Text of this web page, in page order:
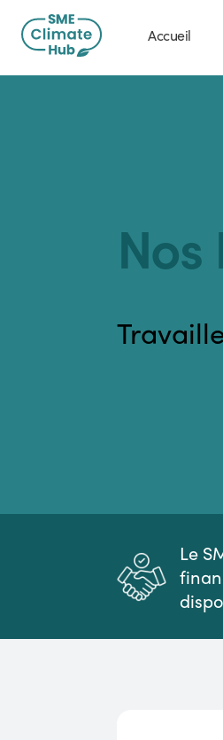
Accueil
Nos
Le